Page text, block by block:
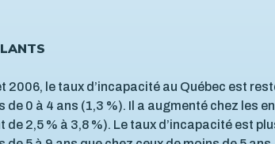
2006, le taux d’incapacité au Québec est
de 0 à 4 ans (1,3 %). Il a augmenté chez les
de 2,5 % à 3,8 %). Le taux d’incapacité est